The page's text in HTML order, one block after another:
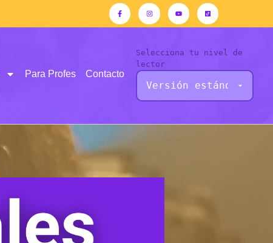
Para Profes Contacto
Selecciona tu nivel de
lector